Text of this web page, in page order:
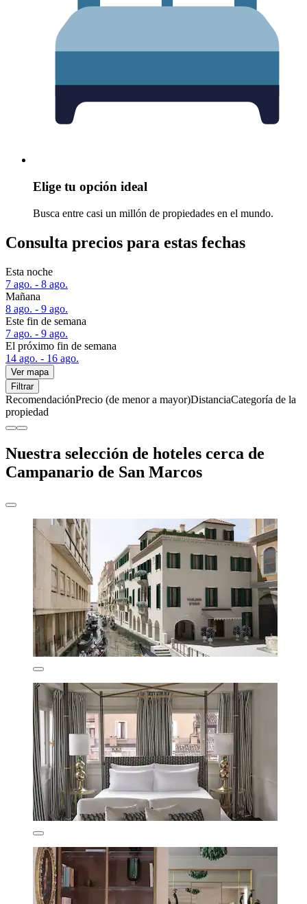
Elige tu opción ideal
Busca entre casi un millón de propiedades en el mundo.
Consulta precios para estas fechas
Esta noche
7 ago. - 8 ago.
Mañana
8 ago. - 9 ago.
Este fin de semana
7 ago. - 9 ago.
El próximo fin de semana
14 ago. - 16 ago.
Ver mapa
Filtrar
RecomendaciónPrecio (de menor a mayor)DistanciaCategoría de la
propiedad
Nuestra selección de hoteles cerca de
Campanario de San Marcos